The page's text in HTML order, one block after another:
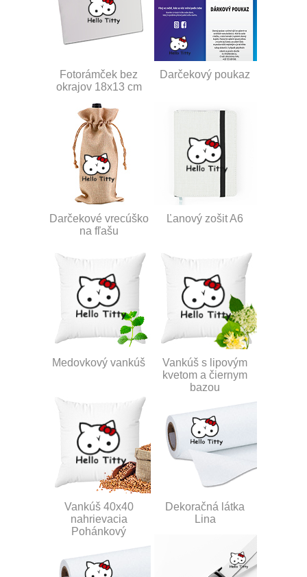
Fotorámček bez
okrajov 18x13 cm
Darčekový poukaz
Darčekové vrecúško
na fľašu
Ľanový zošit A6
Medovkový vankúš
Vankúš s lipovým
kvetom a čiernym
bazou
Vankúš 40x40
nahrievacia
Pohánkový
Dekoračná látka
Lina